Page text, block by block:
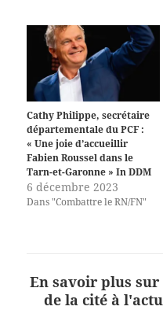
Cathy Philippe, secrétaire
départementale du PCF :
« Une joie d’accueillir
Fabien Roussel dans le
Tarn-et-Garonne » In DDM
6 décembre 2023
Dans "Combattre le RN/FN"
En savoir plus sur
de la cité à